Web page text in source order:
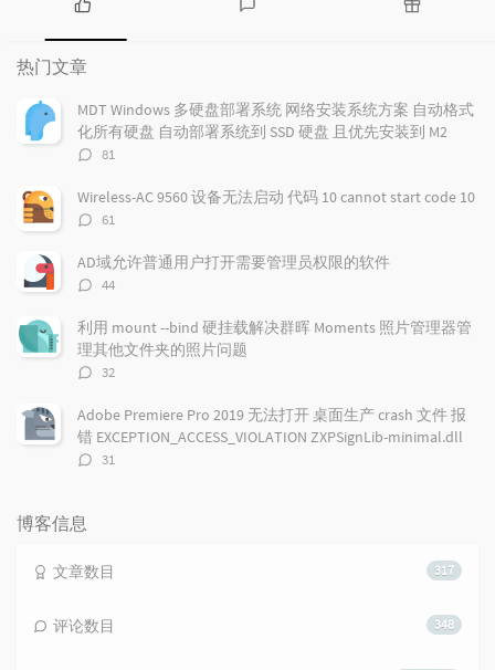
热
门
文
章
论
章
热门文章
MDT Windows 多硬盘部署系统 网络安装系统方案 自动格式
化所有硬盘 自动部署系统到 SSD 硬盘 且优先安装到 M2
评
数：
81
Wireless-AC 9560 设备无法启动 代码 10 cannot start code 10
评
数：
61
AD域允许普通用户打开需要管理员权限的软件
评
数：
44
利用 mount --bind 硬挂载解决群晖 Moments 照片管理器管
理其他文件夹的照片问题
评
数：
32
Adobe Premiere Pro 2019 无法打开 桌面生产 crash 文件 报
错 EXCEPTION_ACCESS_VIOLATION ZXPSignLib-minimal.dll
评
31
博客信息
317
文章数目
348
评论数目